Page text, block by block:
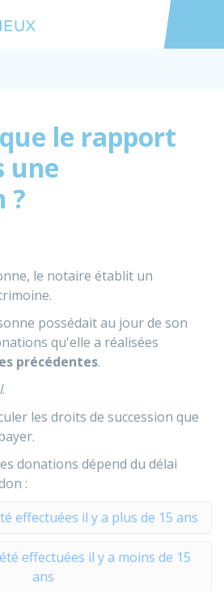
Accéder
le rapport
une
?
le notaire établit un
possédait au jour de son
qu'elle a réalisées
précédentes.
.
les droits de succession que
donations dépend du délai
:
effectuées il y a plus de 15 ans
effectuées il y a moins de 15
ans